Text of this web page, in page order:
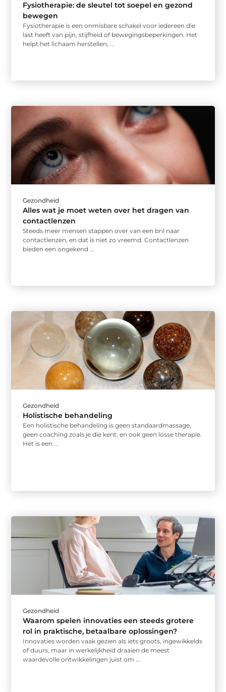
Fysiotherapie: de sleutel tot soepel en gezond
bewegen
Fysiotherapie is een onmisbare schakel voor iedereen die
last heeft van pijn, stijfheid of bewegingsbeperkingen. Het
helpt het lichaam herstellen, ...
Gezondheid
Alles wat je moet weten over het dragen van
contactlenzen
Steeds meer mensen stappen over van een bril naar
contactlenzen, en dat is niet zo vreemd. Contactlenzen
bieden een ongekend ...
Gezondheid
Holistische behandeling
Een holistische behandeling is geen standaardmassage,
geen coaching zoals je die kent, en ook geen losse therapie.
Het is een ...
Gezondheid
Waarom spelen innovaties een steeds grotere
rol in praktische, betaalbare oplossingen?
Innovaties worden vaak gezien als iets groots, ingewikkelds
of duurs, maar in werkelijkheid draaien de meest
waardevolle ontwikkelingen juist om ...